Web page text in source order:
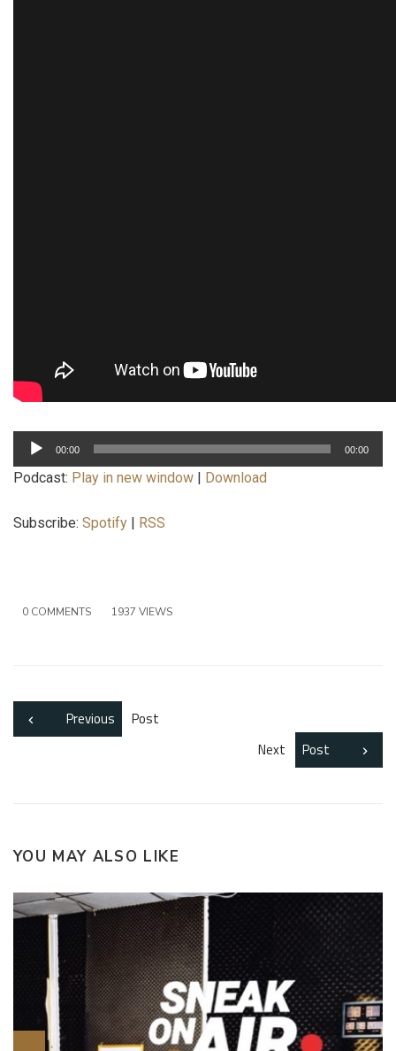
Lecteur
audio
00:00 00:00
Podcast: Play in new window | Download
Subscribe: Spotify | RSS
0 COMMENTS 1937 VIEWS
Previous
Post
Next
Post
YOU MAY ALSO LIKE